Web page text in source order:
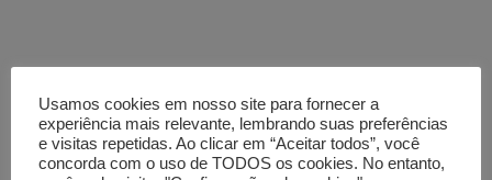
Usamos cookies em nosso site para fornecer a
experiência mais relevante, lembrando suas preferências
e visitas repetidas. Ao clicar em “Aceitar todos”, você
concorda com o uso de TODOS os cookies. No entanto,